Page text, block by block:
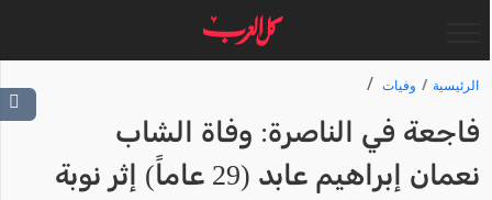
الرئيسية وفيات
فاجعة في الناصرة: وفاة الشاب
نعمان إبراهيم عابد (29 عاماً) إثر نوبة